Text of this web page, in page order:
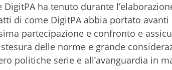
ha tenuto durante
di come DigitPA abbia portato
partecipazione e confronto e
delle norme e grande
politiche serie e all’avanguardia in